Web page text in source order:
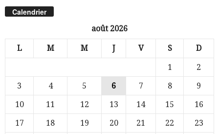
Calendrier
août 2026
L M M J V S D
1
2
3
4 5 6 7 8
9
10
11 12 13 14 15
16
17
18 19 20 21 22
23